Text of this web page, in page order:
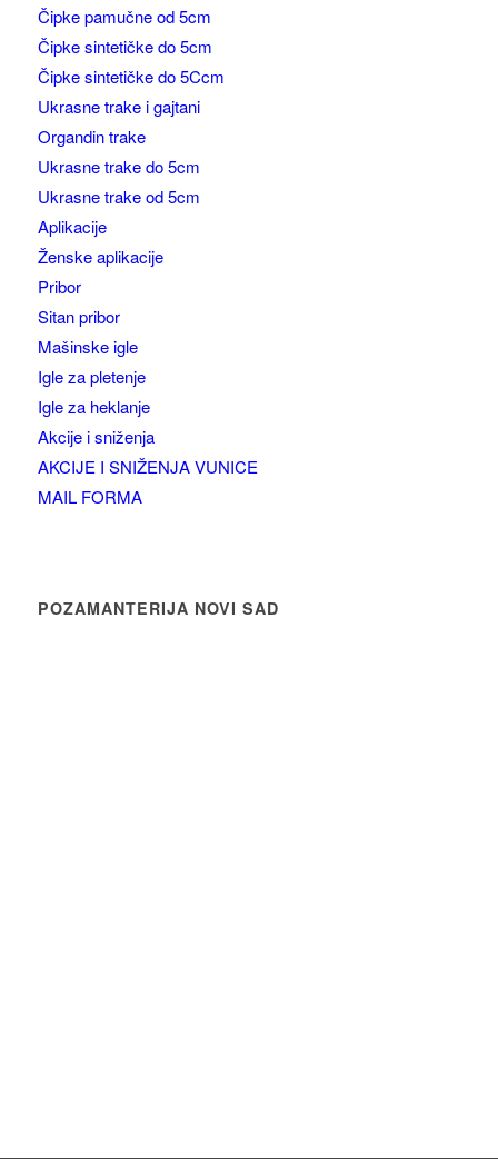
Čipke pamučne od 5cm
Čipke sintetičke do 5cm
Čipke sintetičke do 5Ccm
Ukrasne trake i gajtani
Organdin trake
Ukrasne trake do 5cm
Ukrasne trake od 5cm
Aplikacije
Ženske aplikacije
Pribor
Sitan pribor
Mašinske igle
Igle za pletenje
Igle za heklanje
Akcije i sniženja
AKCIJE I SNIŽENJA VUNICE
MAIL FORMA
POZAMANTERIJA NOVI SAD